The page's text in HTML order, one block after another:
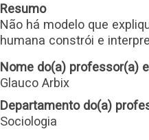
Resumo
Não há modelo que
humana constrói e
Nome do(a) professor(a)
Glauco Arbix
Departamento do(a)
Sociologia